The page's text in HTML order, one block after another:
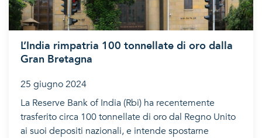
L’India rimpatria 100 tonnellate di oro dalla
Gran Bretagna
25 giugno 2024
La Reserve Bank of India (Rbi) ha recentemente
trasferito circa 100 tonnellate di oro dal Regno Unito
ai suoi depositi nazionali, e intende spostarne